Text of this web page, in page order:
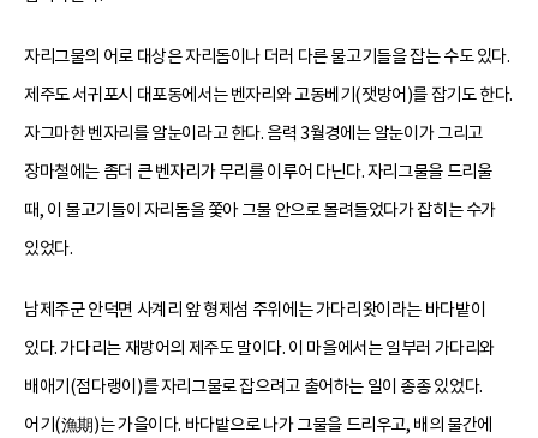
자리그물의 어로 대상은 자리돔이나 더러 다른 물고기들을 잡는 수도 있다.
제주도 서귀포시 대포동에서는 벤자리와 고동베기(잿방어)를 잡기도 한다.
자그마한 벤자리를 알눈이라고 한다. 음력 3월경에는 알눈이가 그리고
장마철에는 좀더 큰 벤자리가 무리를 이루어 다닌다. 자리그물을 드리울
때, 이 물고기들이 자리돔을 쫓아 그물 안으로 몰려들었다가 잡히는 수가
있었다.
남제주군 안덕면 사계리 앞 형제섬 주위에는 가다리왓이라는 바다밭이
있다. 가다리는 재방어의 제주도 말이다. 이 마을에서는 일부러 가다리와
배애기(점다랭이)를 자리그물로 잡으려고 출어하는 일이 종종 있었다.
어기(漁期)는 가을이다. 바다밭으로 나가 그물을 드리우고, 배의 물간에